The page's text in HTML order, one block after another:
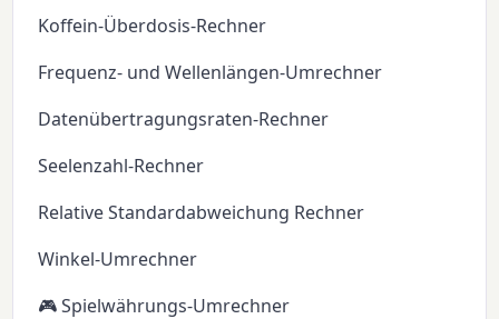
Koffein-Überdosis-Rechner
Frequenz- und Wellenlängen-Umrechner
Datenübertragungsraten-Rechner
Seelenzahl-Rechner
Relative Standardabweichung Rechner
Winkel-Umrechner
🎮 Spielwährungs-Umrechner